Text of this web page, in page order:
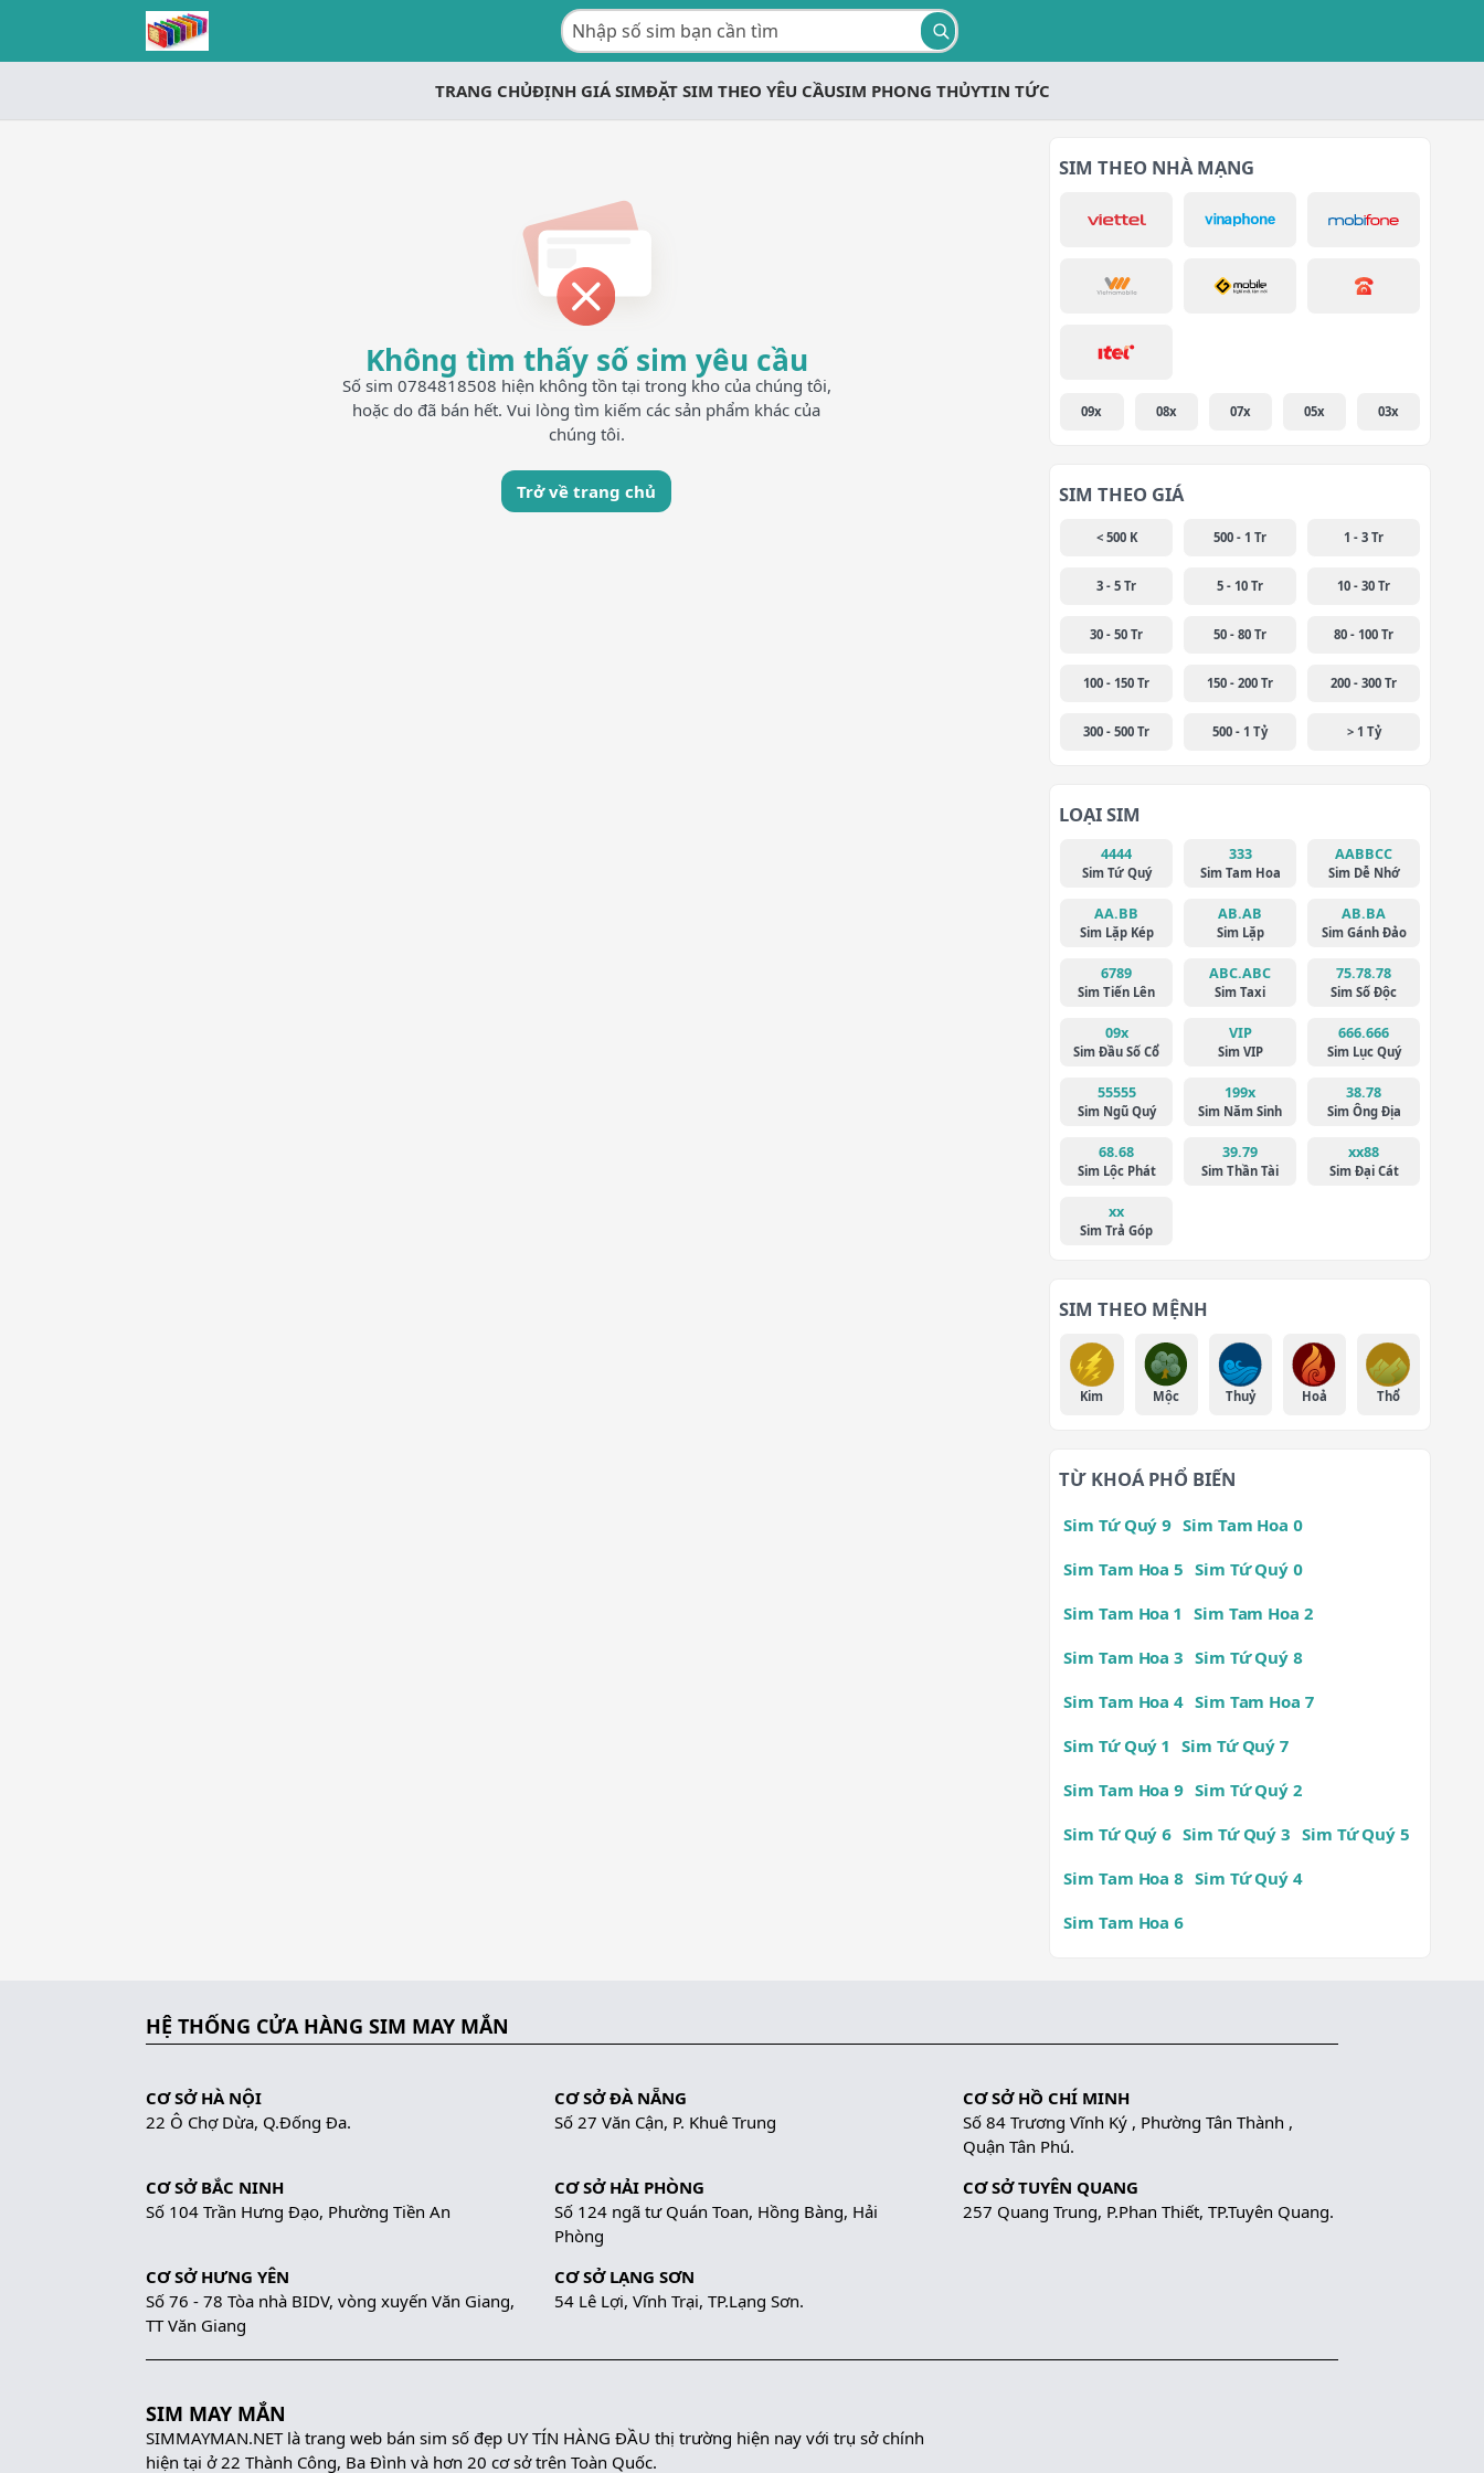
TRANG CHỦĐỊNH GIÁ SIMĐẶT SIM THEO YÊU CẦUSIM PHONG THỦYTIN TỨC
Không tìm thấy số sim yêu cầu
Số sim 0784818508 hiện không tồn tại trong kho của chúng tôi,
hoặc do đã bán hết. Vui lòng tìm kiếm các sản phẩm khác của
chúng tôi.
Trở về trang chủ
SIM THEO NHÀ MẠNG
09x 08x 07x 05x 03x
SIM THEO GIÁ
< 500 K 500 - 1 Tr 1 - 3 Tr
3 - 5 Tr 5 - 10 Tr 10 - 30 Tr
30 - 50 Tr 50 - 80 Tr 80 - 100 Tr
100 - 150 Tr 150 - 200 Tr 200 - 300 Tr
300 - 500 Tr 500 - 1 Tỷ > 1 Tỷ
LOẠI SIM
4444
Sim Tứ Quý
333
Sim Tam Hoa
AABBCC
Sim Dễ Nhớ
AA.BB
Sim Lặp Kép
AB.AB
Sim Lặp
AB.BA
Sim Gánh Đảo
6789
Sim Tiến Lên
ABC.ABC
Sim Taxi
75.78.78
Sim Số Độc
09x
Sim Đầu Số Cổ
VIP
Sim VIP
666.666
Sim Lục Quý
55555
Sim Ngũ Quý
199x
Sim Năm Sinh
38.78
Sim Ông Địa
68.68
Sim Lộc Phát
39.79
Sim Thần Tài
xx88
Sim Đại Cát
xx
Sim Trả Góp
SIM THEO MỆNH
Kim Mộc Thuỷ Hoả Thổ
TỪ KHOÁ PHỔ BIẾN
Sim Tứ Quý 9 Sim Tam Hoa 0
Sim Tam Hoa 5 Sim Tứ Quý 0
Sim Tam Hoa 1
Sim Tam Hoa 2
Sim Tam Hoa 3 Sim Tứ Quý 8
Sim Tam Hoa 4 Sim Tam Hoa 7
Sim Tứ Quý 1
Sim Tứ Quý 7
Sim Tam Hoa 9 Sim Tứ Quý 2
Sim Tứ Quý 6 Sim Tứ Quý 3 Sim Tứ Quý 5
Sim Tam Hoa 8 Sim Tứ Quý 4
Sim Tam Hoa 6
HỆ THỐNG CỬA HÀNG SIM MAY MẮN
CƠ SỞ HÀ NỘI
22 Ô Chợ Dừa, Q.Đống Đa.
CƠ SỞ ĐÀ NẴNG
Số 27 Văn Cận, P. Khuê Trung
CƠ SỞ HỒ CHÍ MINH
Số 84 Trương Vĩnh Ký , Phường Tân Thành ,
Quận Tân Phú.
CƠ SỞ BẮC NINH
Số 104 Trần Hưng Đạo, Phường Tiền An
CƠ SỞ HẢI PHÒNG
Số 124 ngã tư Quán Toan, Hồng Bàng, Hải
Phòng
CƠ SỞ TUYÊN QUANG
257 Quang Trung, P.Phan Thiết, TP.Tuyên Quang.
CƠ SỞ HƯNG YÊN
Số 76 - 78 Tòa nhà BIDV, vòng xuyến Văn Giang,
TT Văn Giang
CƠ SỞ LẠNG SƠN
54 Lê Lợi, Vĩnh Trại, TP.Lạng Sơn.
SIM MAY MẮN
SIMMAYMAN.NET là trang web bán sim số đẹp UY TÍN HÀNG ĐẦU thị trường hiện nay với trụ sở chính
hiện tại ở 22 Thành Công, Ba Đình và hơn 20 cơ sở trên Toàn Quốc.